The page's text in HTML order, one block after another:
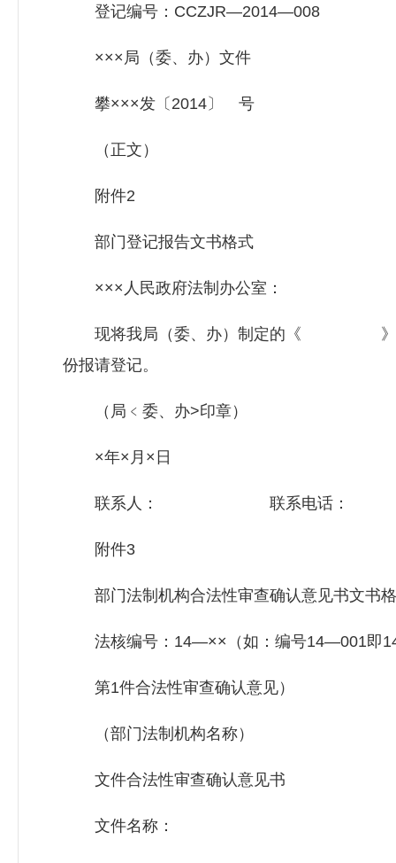
登记编号：CCZJR—2014—008
×××局（委、办）文件
攀×××发〔2014〕 号
（正文）
附件2
部门登记报告文书格式
×××人民政府法制办公室：
现将我局（委、办）制定的《 》及起
份报请登记。
（局﹤委、办>印章）
×年×月×日
联系人： 联系电话：
附件3
部门法制机构合法性审查确认意见书文书
法核编号：14—××（如：编号14—001即
第1件合法性审查确认意见）
（部门法制机构名称）
文件合法性审查确认意见书
文件名称：